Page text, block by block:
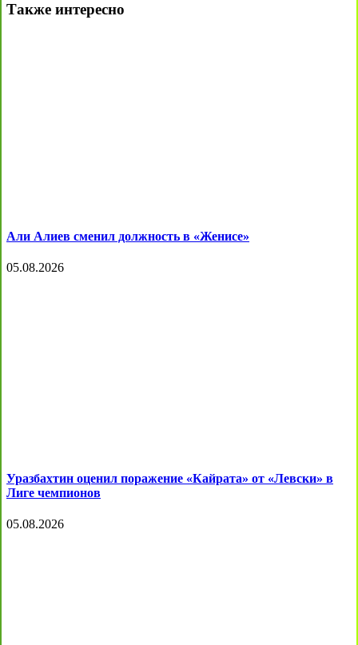
Также интересно
Али Алиев сменил должность в «Женисе»
05.08.2026
Уразбахтин оценил поражение «Кайрата» от «Левски» в
Лиге чемпионов
05.08.2026